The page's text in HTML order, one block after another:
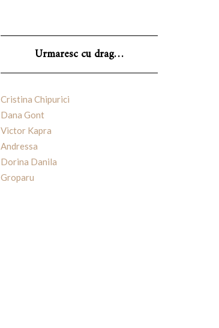
Urmaresc cu drag…
Cristina Chipurici
Dana Gont
Victor Kapra
Andressa
Dorina Danila
Groparu